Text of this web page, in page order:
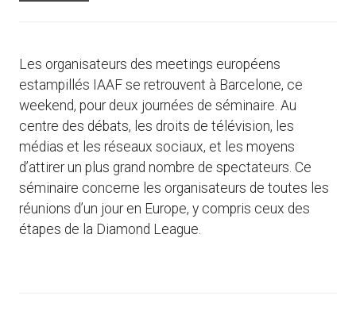
Les organisateurs des meetings européens
estampillés IAAF se retrouvent à Barcelone, ce
weekend, pour deux journées de séminaire. Au
centre des débats, les droits de télévision, les
médias et les réseaux sociaux, et les moyens
d’attirer un plus grand nombre de spectateurs. Ce
séminaire concerne les organisateurs de toutes les
réunions d’un jour en Europe, y compris ceux des
étapes de la Diamond League.